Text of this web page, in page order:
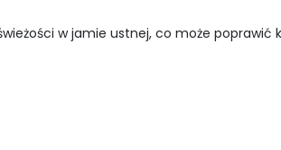
w jamie ustnej, co może poprawić